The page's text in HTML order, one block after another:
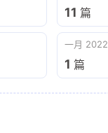
11 篇
一月 2022
1 篇